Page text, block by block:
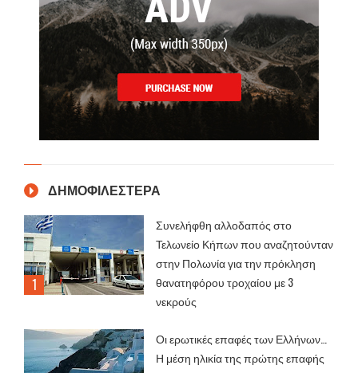
ΔΗΜΟΦΙΛΕΣΤΕΡΑ
Συνελήφθη αλλοδαπός στο
Τελωνείο Κήπων που αναζητούνταν
στην Πολωνία για την πρόκληση
θανατηφόρου τροχαίου με 3
νεκρούς
Οι ερωτικές επαφές των Ελλήνων…
Η μέση ηλικία της πρώτης επαφής